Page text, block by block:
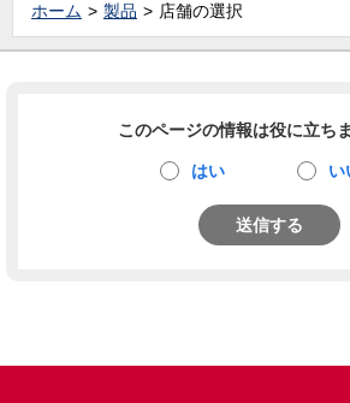
ホーム 製品 店舗の選択
このページの情報は役に立ち
はい い
送信する